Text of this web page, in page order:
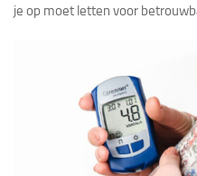
je op moet letten voor